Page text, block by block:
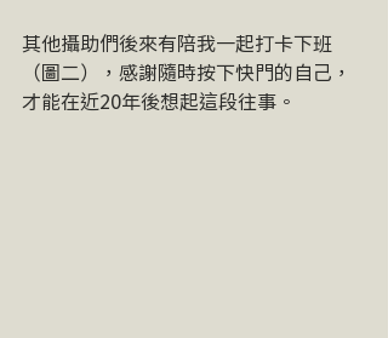
其他攝助們後來有陪我一起打卡下班
（圖二），感謝隨時按下快門的自己，
才能在近20年後想起這段往事。